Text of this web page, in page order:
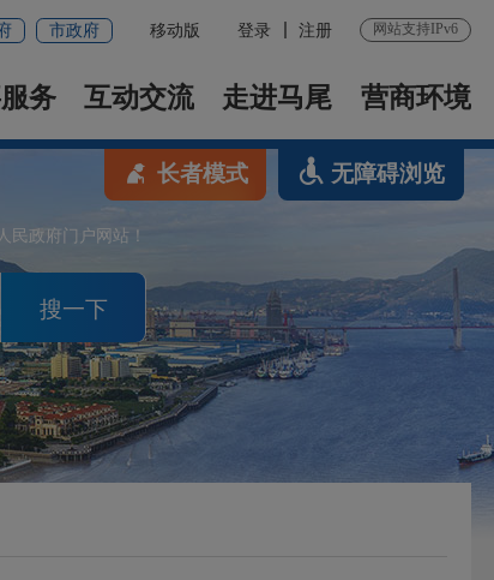
市政府 移动版 登录 注册 网站支持IPv6
务 互动交流 走进马尾 营商环境
民政府门户网站！
搜一下
长者模式 无障碍浏览